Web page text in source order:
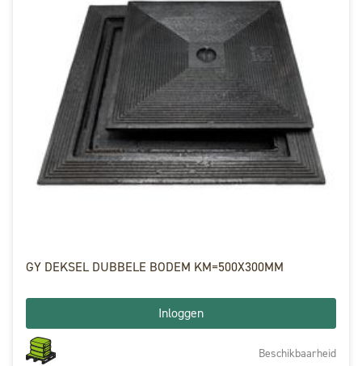
GY DEKSEL DUBBELE BODEM KM=500X300MM
Inloggen
Beschikbaarheid